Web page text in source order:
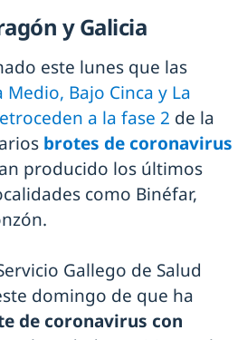
y Galicia
este lunes que las
Medio, Bajo Cinca y La
a la fase 2 de la
brotes de coronavirus
producido los últimos
como Binéfar,
Gallego de Salud
domingo de que ha
de coronavirus con